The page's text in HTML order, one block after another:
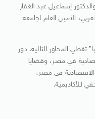
إسماعيل عبد الغفار
الأمين العام لجامعة
وتطبيقيا” تغطي المحاور التالية: دور
في مصر، وقضايا
الاقتصادية في مصر،
للأكاديمية.